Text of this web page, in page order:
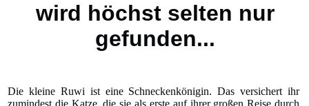
wird höchst selten nur
gefunden...
Die kleine Ruwi ist eine Schneckenkönigin. Das versichert ihr